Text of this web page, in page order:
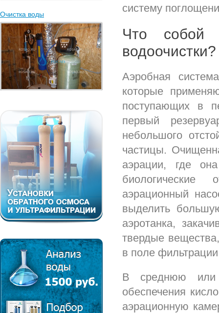
Очистка воды
систему
Что собой
водоочистки?
Аэробная
которые
поступающих в
первый
небольшого
частицы.
аэрации, где
биологические
аэрационный
выделить
аэротанка,
твердые
в поле
В среднюю или
обеспечения
аэрационную